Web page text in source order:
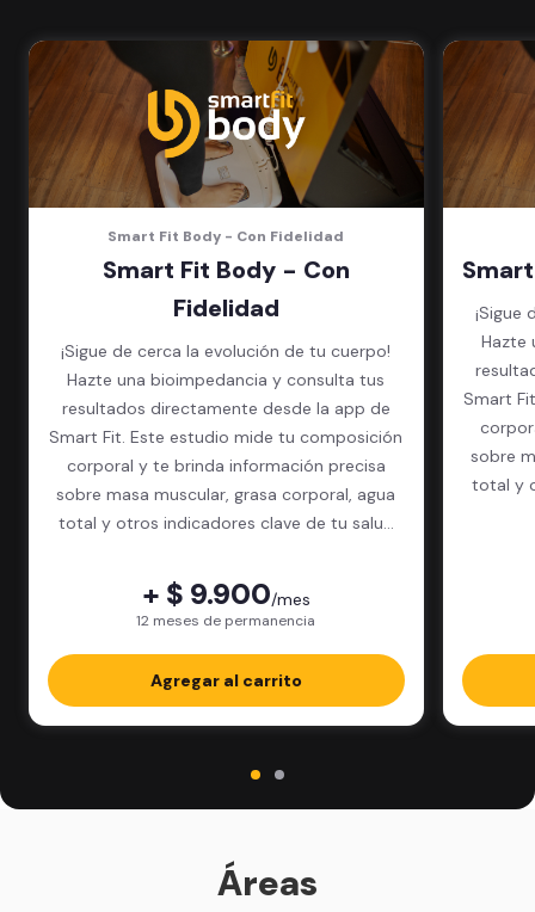
en cada sede)
Acceso a todas las áreas de la
sede
Smart Fit Body - Con Fidelidad
Smart Fit Body - Con
Fidelidad
¡Sigue de cerca la evolución de tu cuerpo!
Hazte una bioimpedancia y consulta tus
resultados directamente desde la app de
Smart Fit. Este estudio mide tu composición
corporal y te brinda información precisa
sobre masa muscular, grasa corporal, agua
total y otros indicadores clave de tu salud
+ $ 9.900/mes
12 meses de permanencia
Agregar al carrito
¡Sigue
Hazte
Smart
sobre
total y
Áreas